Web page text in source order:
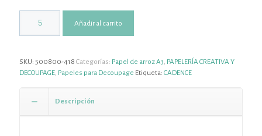
Añadir al carrito
SKU: 500800-418 Categorías: Papel de arroz A3, PAPELERÍA CREATIVA Y
DECOUPAGE, Papeles para Decoupage Etiqueta: CADENCE
Descripción